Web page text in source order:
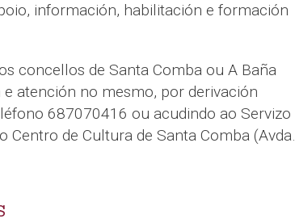
información, habilitación e formación
concellos de Santa Comba ou A Baña
atención no mesmo, por derivación
687070416 ou acudindo ao Servizo
Centro de Cultura de Santa Comba (Avda.